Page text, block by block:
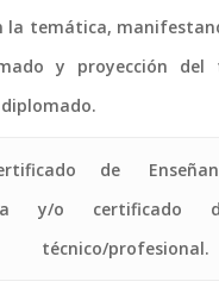
la temática,
y proyección del
de
y/o certificado
técnico/profesional.